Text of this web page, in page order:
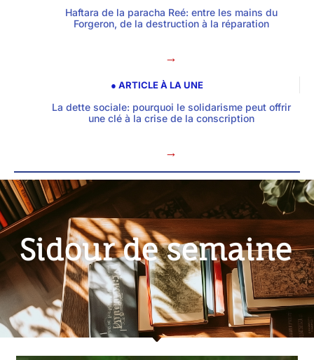
Haftara de la paracha Reé: entre les mains du
Forgeron, de la destruction à la réparation
→
● ARTICLE À LA UNE
La dette sociale: pourquoi le solidarisme peut offrir
une clé à la crise de la conscription
→
Sidour de semaine